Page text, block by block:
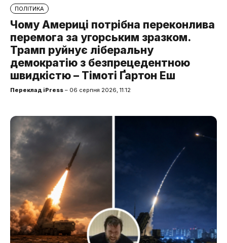
ПОЛІТИКА
Чому Америці потрібна переконлива
перемога за угорським зразком.
Трамп руйнує ліберальну
демократію з безпрецедентною
швидкістю – Тімоті Ґартон Еш
Переклад iPress – 06 серпня 2026, 11:12